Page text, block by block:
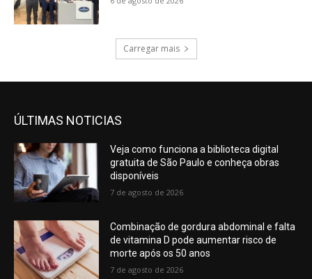
Carregar mais
ÚLTIMAS NOTICIAS
Veja como funciona a biblioteca digital
gratuita de São Paulo e conheça obras
disponíveis
7 de agosto de 2026
Combinação de gordura abdominal e falta
de vitamina D pode aumentar risco de
morte após os 50 anos
7 de agosto de 2026